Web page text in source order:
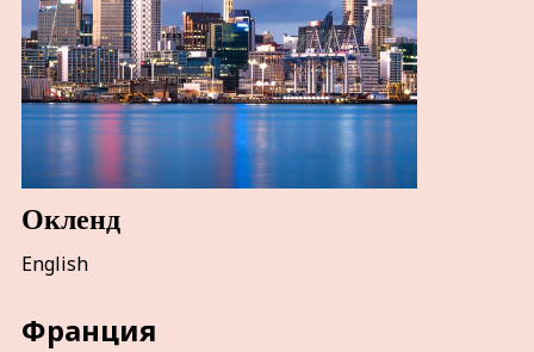
Окленд
English
Франция